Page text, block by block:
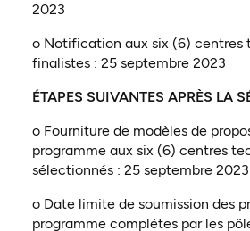
2023
o Notification aux six (6) centres
finalistes : 25 septembre 2023
ÉTAPES SUIVANTES APRÈS LA
o Fourniture de modèles de
programme aux six (6) centres
sélectionnés : 25 septembre 2023
o Date limite de soumission des
programme complètes par les